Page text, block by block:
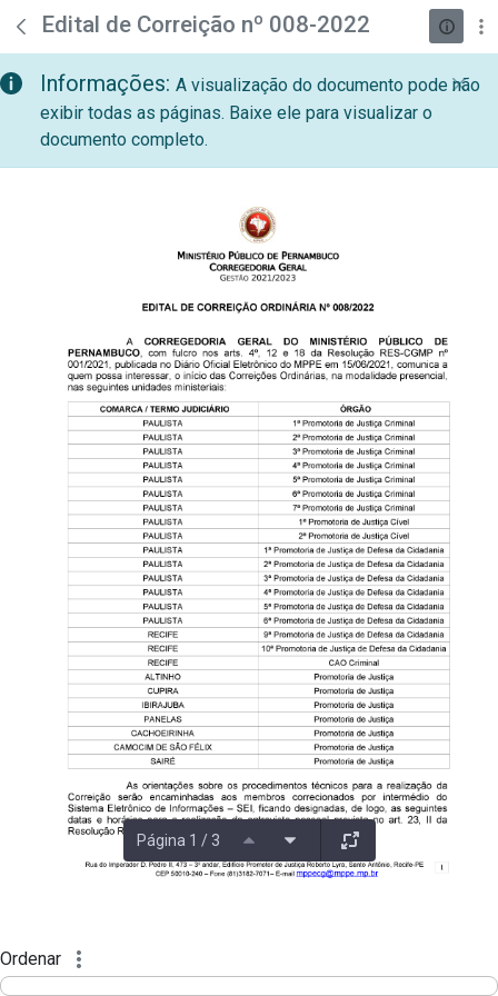
Pular para o Conteúdo principal
teste descricao
Edital de Correição nº 008-2022
Informações: A visualização do documento pode não
exibir todas as páginas. Baixe ele para visualizar o
documento completo.
Página 1 / 3
Ordenar